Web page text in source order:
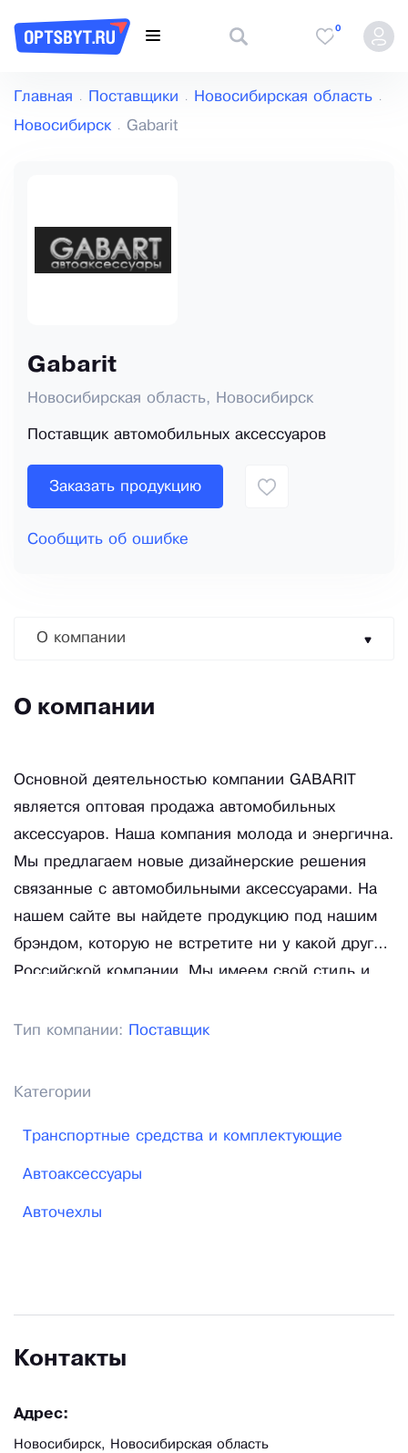
0
Главная Поставщики Новосибирская область
Новосибирск Gabarit
Gabarit
Новосибирская область, Новосибирск
Поставщик автомобильных аксессуаров
Заказать продукцию
Сообщить об ошибке
О компании
О компании
Основной деятельностью компании GABARIT
является оптовая продажа автомобильных
аксессуаров. Наша компания молода и энергична.
Мы предлагаем новые дизайнерские решения
связанные с автомобильными аксессуарами. На
нашем сайте вы найдете продукцию под нашим
брэндом, которую не встретите ни у какой другой
Российской компании. Мы имеем свой стиль и
лозунг - ТОЛЬКО ВПЕРЕД, к достижению новых
Тип компании: Поставщик
Категории
Транспортные средства и комплектующие
Автоаксессуары
Авточехлы
Контакты
Адрес:
Новосибирск, Новосибирская область